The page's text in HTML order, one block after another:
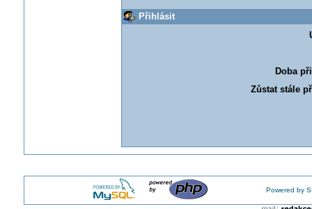
Přihlásit
Doba
Zůstat stále
Powered by